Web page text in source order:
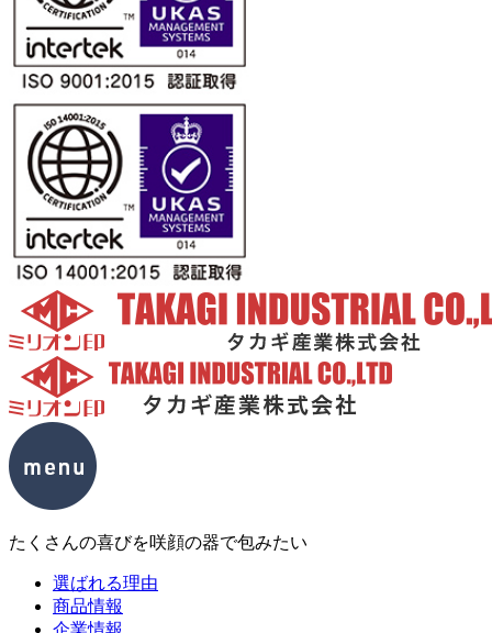
たくさんの喜びを咲顔の器で包みたい
選ばれる理由
商品情報
企業情報